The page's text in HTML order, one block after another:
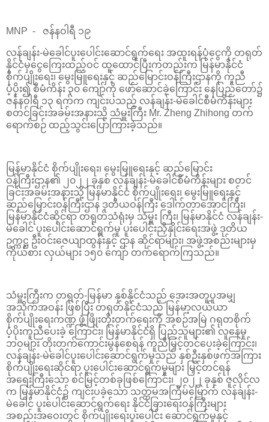
MNP - ဇန်နဝါရီ ၁၉
လန်ချန်း-မဲခေါင်ပူးပေါင်းဆောင်ရွက်ရေး အထူးရန်ပုံငွေကို တရုတ်
နိုင်ငံမှငွေကြေးထည့်ဝင် ထူထောင်ပြီးကတည်းက မြန်မာနိုင်ငံ
စိုက်ပျိုးရေး၊ မွေးမြူရေးနှင့် ဆည်မြောင်းဝန်ကြီးဌာနကို ကူညီ
ပံ့ပိုး၍ စီမံကိန်း ၃၀ ကျော်ကို ဖော်ဆောင်ခဲ့ကြောင်း နေပြည်တော်၌
ဇန်နဝါရီ ၁၃ ရက်က ကျင်းပသည့် လန်ချန်း-မဲခေါင်စီမံကိန်းများ
စတင်ခြင်းအခမ်းအနားသို့ သံမှူးကြီး Mr. Zheng Zhihong တက်
ရောက်စဉ် ထည့်သွင်းပြောကြားခဲ့သည်။
မြန်မာနိုင်ငံ စိုက်ပျိုးရေး၊ မွေးမြူရေးနှင့် ဆည်မြောင်း
ဝန်ကြီးဌာန၏ ၂၀၂၂ ခုနှစ် လန်ချန်း-မဲခေါင်စီမံကိန်းများ စတင်
ခြင်းအခမ်းအနားသို့ မြန်မာနိုင်ငံ စိုက်ပျိုးရေး၊ မွေးမြူရေးနှင့်
ဆည်မြောင်းဝန်ကြီးဌာန ဒုတိယဝန်ကြီး ဒေါက်တာအောင်ကြီး၊
မြန်မာနိုင်ငံဆိုင်ရာ တရုတ်သံရုံးမှ သံမှူး ကြီး၊ မြန်မာနိုင်ငံ လန်ချန်း-
မဲခေါင် ပူးပေါင်းဆောင်ရွက်မှု ပူးပေါင်းညှိနှိုင်းရေးအဖွဲ့ ဒုတိယ
ဥက္ကဋ္ဌ ဦးဝင်းဇေယျာထွန်းနှင့် ဌာန ဆိုင်ရာများ၊ အဖွဲ့အစည်းများမှ
ကိုယ်စား လှယ်များ ၁၅၀ ကျော် တက်ရောက်ကြသည်။
သံမှူးကြီးက တရုတ်-မြန်မာ နှစ်နိုင်ငံသည် အေးအတူပူအမျှ
အသိုက်အဝန်း ဖြစ်ပြီး တရုတ်နိုင်ငံသည် မြန်မာ့လယ်ယာ
စိုက်ပျိုးရေးကဏ္ဍ ဖွံ့ဖြိုးတိုးတက်ရေးကို အစဉ်အမြဲ ဂရုတစိုက်
ပံ့ပိုးကူညီပေးခဲ့ ကြောင်း၊ မြန်မာနိုင်ငံရှိ ပြည်သူများ၏ လူနေမှု
ဘဝများ တိုးတက်ကောင်းမွန်စေရန် ကူညီမြှင့်တင်ပေးခဲ့ကြောင်း၊
လန်ချန်း-မဲခေါင်ပူးပေါင်းဆောင်ရွက်မှုသည် နှစ်ဦးနှစ်ဖက်အကြား
စိုက်ပျိုးရေးဆိုင်ရာ ပူးပေါင်းဆောင်ရွက်မှုများ မြှင့်တင်ရန်
အရေးကြီးသော စင်မြင့်တစ်ခုဖြစ်ကြောင်း၊ ၂၀၂၂ ခုနှစ် ဇူလိုင်လ
က မြန်မာနိုင်ငံ၌ ကျင်းပခဲ့သော သတ္တမအကြိမ်မြောက် လန်ချန်း-
မဲခေါင် ပူးပေါင်းဆောင်ရွက်ရေး နိုင်ငံခြားရေးဝန်ကြီးများ
အစည်းအဝေးတွင် စိုက်ပျိုးရေးပူးပေါင်း ဆောင်ရွက်မှုနှင့်